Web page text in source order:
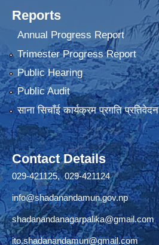
Reports
Annual Progress Report
Trimester Progress Report
Public Hearing
Public Audit
साना सिचाँई कार्यक्रम प्रगति प्रतिवेदन
Contact Details
029-421125, 029-421124
info@shadanandamun.gov.np
shadanandanagarpalika@gmail.com
ito.shadanandamun@gmail.com